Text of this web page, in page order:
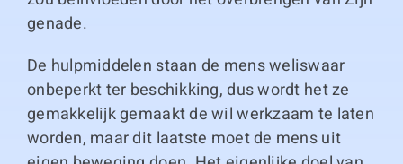
genade.
De hulpmiddelen staan de mens weliswaar
onbeperkt ter beschikking, dus wordt het ze
gemakkelijk gemaakt de wil werkzaam te laten
worden, maar dit laatste moet de mens uit